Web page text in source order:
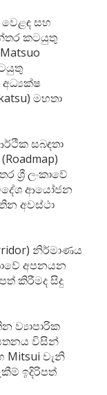
සහ
කටයුතු
අධ්‍යක්ෂ
මහතා
සබඳතා
ශ්‍රී ලංකාවේ
ආයෝජන
අවස්ථා
නිර්මාණය
අපනයන
කිරීමද සිදු
ව්‍යාපාරික
විසින්
Mitsui වැනි
ඉදිරිපත්